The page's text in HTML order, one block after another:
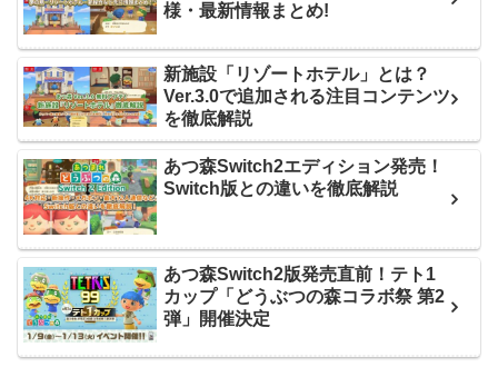
様・最新情報まとめ!
新施設「リゾートホテル」とは？
Ver.3.0で追加される注目コンテンツ
を徹底解説
あつ森Switch2エディション発売！
Switch版との違いを徹底解説
あつ森Switch2版発売直前！テト1
カップ「どうぶつの森コラボ祭 第2
弾」開催決定